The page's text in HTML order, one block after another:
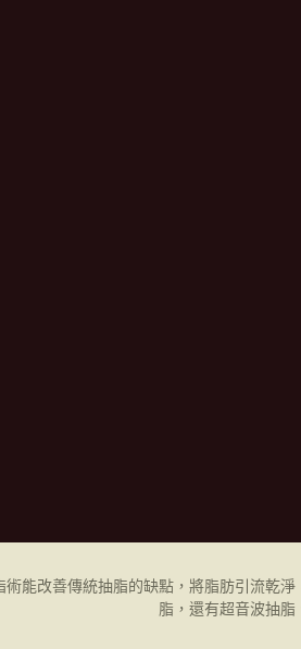
術能改善傳統抽脂的缺點，將脂肪引流乾
脂，還有超音波抽